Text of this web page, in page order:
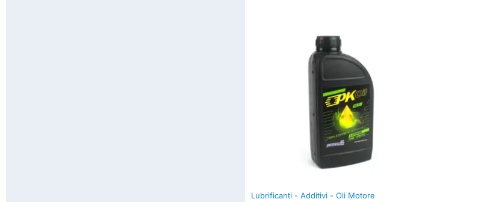
Lubrificanti - Additivi - Oli Motore